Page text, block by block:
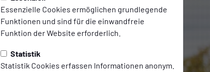
Essenzielle Cookies ermöglichen grundlegende
Funktionen und sind für die einwandfreie
Funktion der Website erforderlich.
Statistik
Statistik Cookies erfassen Informationen anonym.